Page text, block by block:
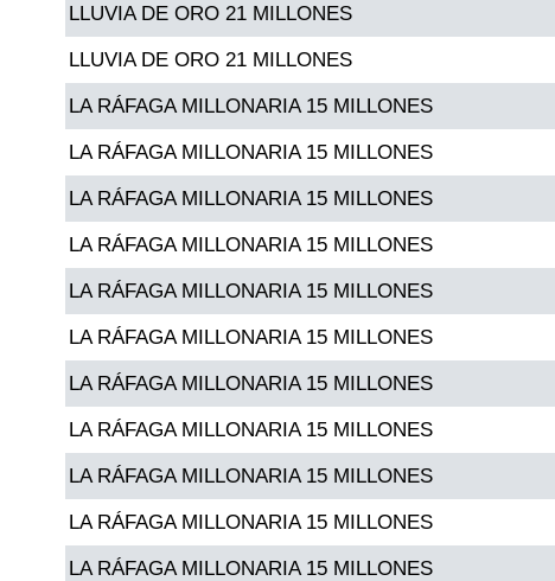
Motilon Noche
Paisita Noche
Paisita 3
Pick 3 Día
Pick 3 Noche
Pick 4 Día
Pick 4 Noche
LLUVIA DE ORO 21 MILLONES
LLUVIA DE ORO 21 MILLONES
LA RÁFAGA MILLONARIA 15 MILLONES
LA RÁFAGA MILLONARIA 15 MILLONES
LA RÁFAGA MILLONARIA 15 MILLONES
LA RÁFAGA MILLONARIA 15 MILLONES
LA RÁFAGA MILLONARIA 15 MILLONES
LA RÁFAGA MILLONARIA 15 MILLONES
LA RÁFAGA MILLONARIA 15 MILLONES
LA RÁFAGA MILLONARIA 15 MILLONES
LA RÁFAGA MILLONARIA 15 MILLONES
LA RÁFAGA MILLONARIA 15 MILLONES
LA RÁFAGA MILLONARIA 15 MILLONES